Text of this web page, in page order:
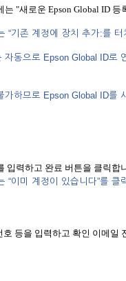
는 "새로운 Epson Global ID
“기존 계정에 장치 추가:를
동으로 Epson Global ID로
하므로 Epson Global ID를
입력하고 완료 버튼을 클릭합
이미 계정이 있습니다”를 클
등을 입력하고 확인 이메일